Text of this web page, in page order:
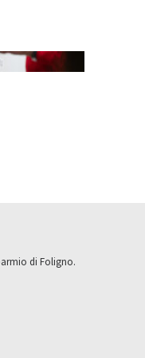
di Foligno.